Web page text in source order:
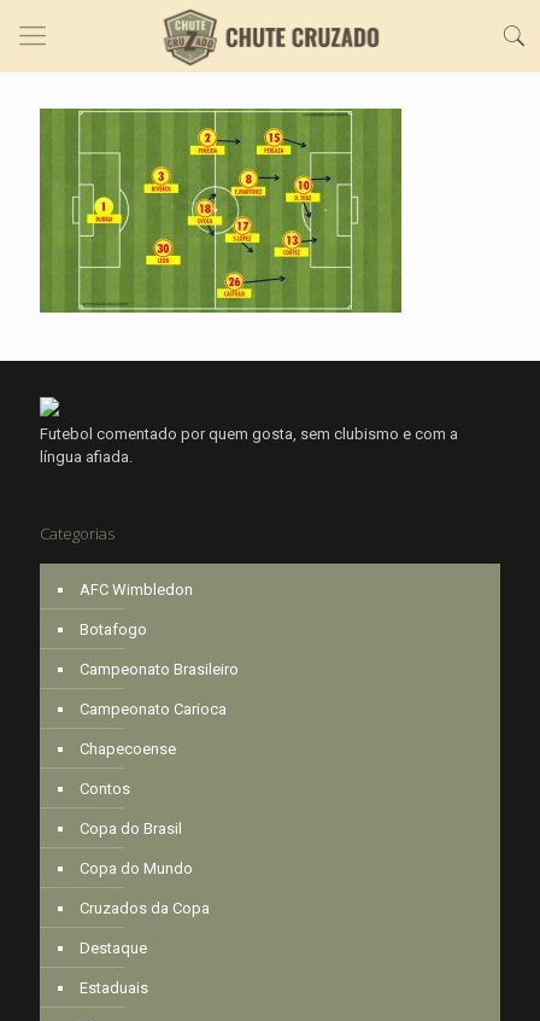
Futebol comentado por quem gosta, sem clubismo e com a
língua afiada.
Categorias
AFC Wimbledon
Botafogo
Campeonato Brasileiro
Campeonato Carioca
Chapecoense
Contos
Copa do Brasil
Copa do Mundo
Cruzados da Copa
Destaque
Estaduais